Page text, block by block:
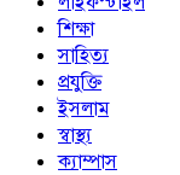
শিক্ষা
সাহিত্য
প্রযুক্তি
ইসলাম
স্বাস্থ্য
ক্যাম্পাস